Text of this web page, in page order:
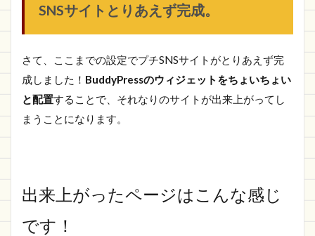
SNSサイトとりあえず完成。
さて、ここまでの設定でプチSNSサイトがとりあえず完
成しました！ BuddyPressのウィジェットをちょいちょい
と配置することで、それなりのサイトが出来上がってし
まうことになります。
出来上がったページはこんな感じ
です！